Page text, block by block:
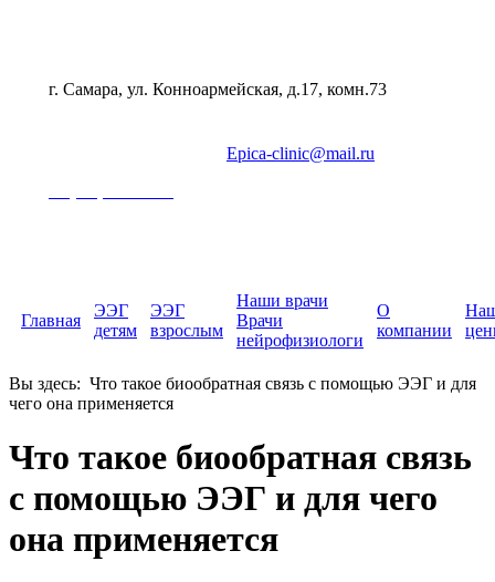
г. Самара, ул. Конноармейская, д.17, комн.73
Epica-clinic@mail.ru
Главная
ЭЭГ
детям
ЭЭГ
взрослым
Наши врачи
Врачи
нейрофизиологи
О
компании
Вы здесь: Что такое биообратная связь с помощью ЭЭГ и для
чего она применяется
Что такое биообратная связь
с помощью ЭЭГ и для чего
она применяется